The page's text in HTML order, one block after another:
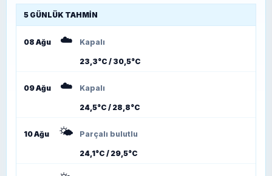
5 GÜNLÜK TAHMIN
08 Ağu ☁️ Kapalı
23,3°C / 30,5°C
09 Ağu ☁️ Kapalı
24,5°C / 28,8°C
10 Ağu 🌤️ Parçalı bulutlu
24,1°C / 29,5°C